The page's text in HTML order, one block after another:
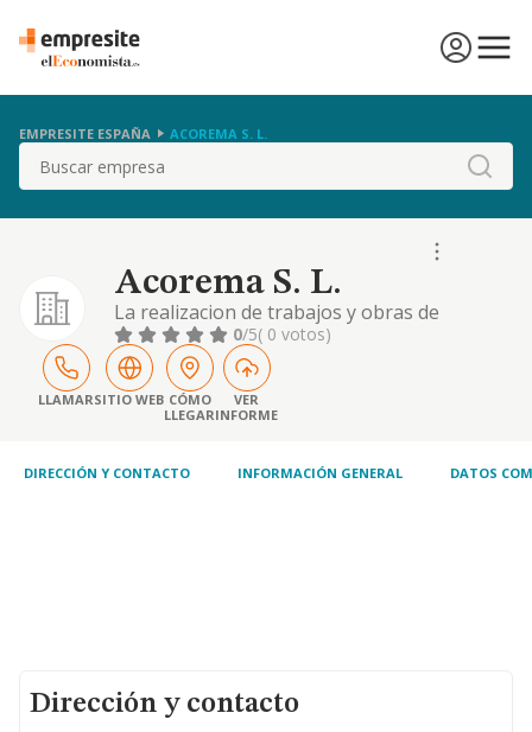
EMPRESITE ESPAÑA ACOREMA S. L.
Buscar
Acorema S. L.
La realizacion de trabajos y obras de
reforma y acondicionamiento, de locales y
viviendas.
0/5( 0 votos)
LLAMARSITIO WEB CÓMO
LLEGAR
VER
INFORME
DIRECCIÓN Y CONTACTO INFORMACIÓN GENERAL DATOS
Dirección y contacto